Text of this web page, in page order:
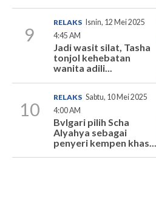
9
RELAKS
Isnin, 12 Mei 2025
4:45 AM
Jadi wasit silat, Tasha
tonjol kehebatan
wanita adili...
10
RELAKS Sabtu, 10 Mei 2025
4:00 AM
Bvlgari pilih Scha
Alyahya sebagai
penyeri kempen khas...